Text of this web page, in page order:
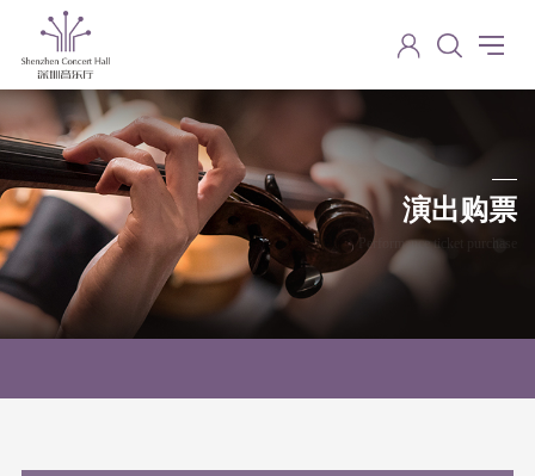
演出购票
Performance ticket purchase